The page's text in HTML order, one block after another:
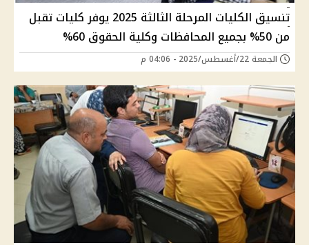
تنسيق الكليات المرحلة الثالثة 2025 يوفر كليات تقبل
من 50% بجميع المحافظات وكلية الحقوق 60%
الجمعة 22/أغسطس/2025 - 04:06 م